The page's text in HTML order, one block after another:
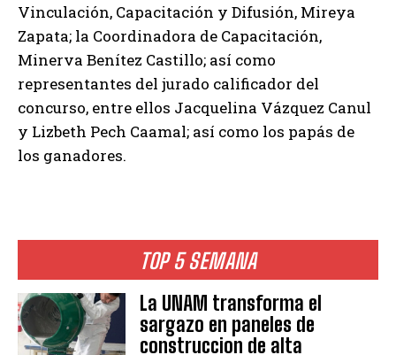
TOP 5 SEMANA
La UNAM transforma el
sargazo en paneles de
construccion de alta
Vinculación, Capacitación y Difusión, Mireya
Zapata; la Coordinadora de Capacitación,
Minerva Benítez Castillo; así como
representantes del jurado calificador del
concurso, entre ellos Jacquelina Vázquez Canul
y Lizbeth Pech Caamal; así como los papás de
los ganadores.